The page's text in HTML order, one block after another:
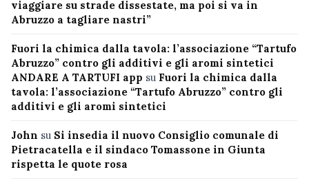
viaggiare su strade dissestate, ma poi si va in
Abruzzo a tagliare nastri”
Fuori la chimica dalla tavola: l’associazione “Tartufo
Abruzzo” contro gli additivi e gli aromi sintetici
ANDARE A TARTUFI app su Fuori la chimica dalla
tavola: l’associazione “Tartufo Abruzzo” contro gli
additivi e gli aromi sintetici
John su Si insedia il nuovo Consiglio comunale di
Pietracatella e il sindaco Tomassone in Giunta
rispetta le quote rosa